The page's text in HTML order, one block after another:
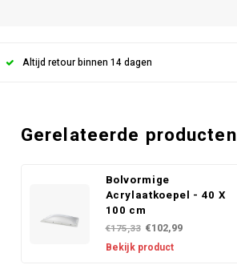
Altijd retour binnen 14 dagen
Gerelateerde producten
Bolvormige
Acrylaatkoepel - 40 X
100 cm
€175,33 €102,99
Bekijk product